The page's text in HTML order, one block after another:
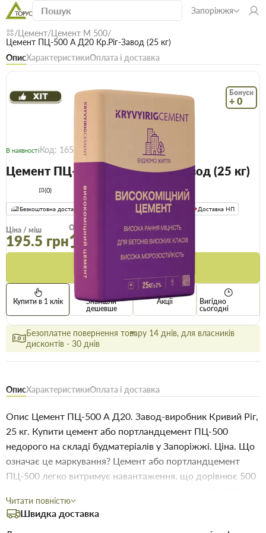
Запоріжжя
Цемент Цемент М 500
Цемент ПЦ-500 А Д20 Кр.Ріг-Завод (25 кг)
ОписХарактеристикиОплата і доставка
Бонуси
+ 0
В наявностіКод: 16570
Цемент ПЦ-500 А Д20 Кр.Ріг-Завод (25 кг)
(0)
Безкоштовна доставка! Від 15000 грн єВідновлення Доставка НП
Ціна / міш
195.5 грн
Опт
193.5 грн
Купити в 1 клік
Знайшли
дешевше
Акції
Вигідно
сьогодні
Безоплатне повернення товару 14 днів, для власників
дисконтів - 30 днів
ОписХарактеристикиОплата і доставка
Опис Цемент ПЦ-500 А Д20. Завод-виробник Кривий Ріг,
25 кг. Купити цемент або портландцемент ПЦ-500
недорого на складі будматеріалів у Запоріжжі. Ціна. Що
означає це маркування? Цемент або портландцемент
ПЦ-500 легко витримує навантаження, що дорівнює 500
Літера Д використовується для позначення відсоткового
співвідношення добавок до чистого клінкеру цементу.
Читати повністю
Швидка доставка